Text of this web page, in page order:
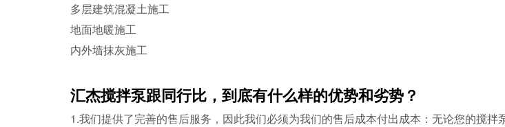
多层建筑混凝土施工
地面地暖施工
内外墙抹灰施工
汇杰搅拌泵跟同行比，到底有什么样的优势和劣势？
1.我们提供了完善的售后服务，因此我们必须为我们的售后成本付出成本：无论您的搅